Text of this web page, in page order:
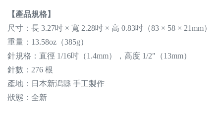
【產品規格】
尺寸：長 3.27吋 × 寬 2.28吋 × 高 0.83吋（83 × 58 × 21mm）
重量：13.58oz（385g）
針規格：直徑 1/16吋（1.4mm），高度 1/2"（13mm）
針數：276 根
產地：日本新潟縣 手工製作
狀態：全新